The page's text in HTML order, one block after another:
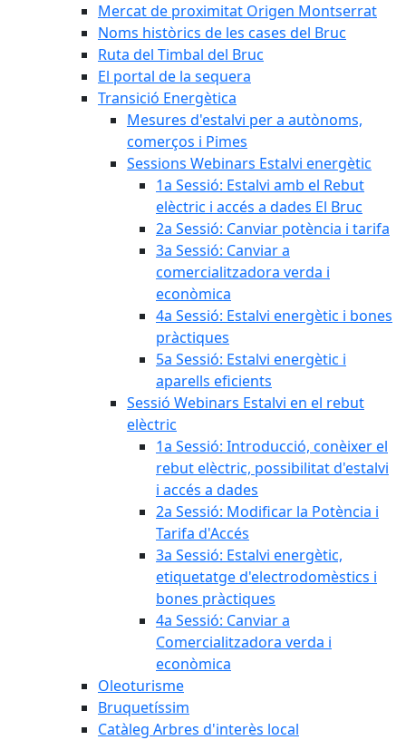
Mercat de proximitat Origen Montserrat
Noms històrics de les cases del Bruc
Ruta del Timbal del Bruc
El portal de la sequera
Transició Energètica
Mesures d'estalvi per a autònoms,
comerços i Pimes
Sessions Webinars Estalvi energètic
1a Sessió: Estalvi amb el Rebut
elèctric i accés a dades El Bruc
2a Sessió: Canviar potència i tarifa
3a Sessió: Canviar a
comercialitzadora verda i
econòmica
4a Sessió: Estalvi energètic i bones
pràctiques
5a Sessió: Estalvi energètic i
aparells eficients
Sessió Webinars Estalvi en el rebut
elèctric
1a Sessió: Introducció, conèixer el
rebut elèctric, possibilitat d'estalvi
i accés a dades
2a Sessió: Modificar la Potència i
Tarifa d'Accés
3a Sessió: Estalvi energètic,
etiquetatge d'electrodomèstics i
bones pràctiques
4a Sessió: Canviar a
Comercialitzadora verda i
econòmica
Oleoturisme
Bruquetíssim
Catàleg Arbres d'interès local